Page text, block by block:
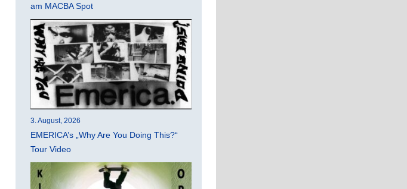
am MACBA Spot
3. August, 2026
EMERICA’s „Why Are You Doing This?“
Tour Video